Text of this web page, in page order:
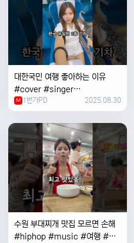
대한국민 여행 좋아하는 이유
#cover #singer
#coversong #music #한국
여행 #한국
M 1번가PD 2025.08.30
수원 부대찌개 맛집 모르면 손해
#hiphop #music #여행 #맛